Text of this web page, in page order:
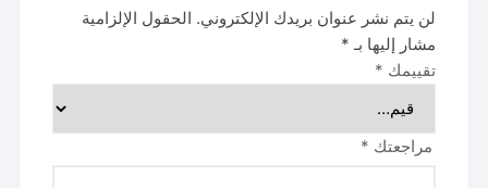
لن يتم نشر عنوان بريدك الإلكتروني. الحقول الإلزامية
مشار إليها بـ *
تقييمك *
مراجعتك *